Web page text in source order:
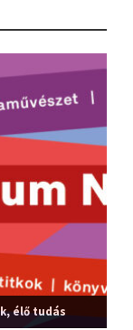
élő tudás